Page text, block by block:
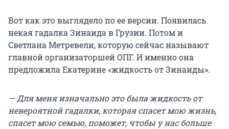
Вот как это выглядело по ее версии. Появилась
некая гадалка Зинаида в Грузии. Потом и
Светлана Метревели, которую сейчас называют
главной организаторшей ОПГ. И именно она
предложила Екатерине «жидкость от Зинаиды».
— Для меня изначально это была жидкость от
невероятной гадалки, которая спасет мою жизнь,
спасет мою семью, поможет, чтобы у нас больше